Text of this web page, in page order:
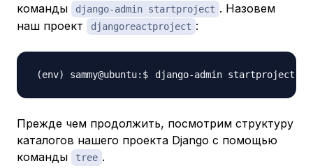
команды
django-admin startproject . Назовем
наш проект
djangoreactproject :
django-admin startproject
Прежде чем продолжить, посмотрим структуру
каталогов нашего проекта Django с помощью
команды
tree .